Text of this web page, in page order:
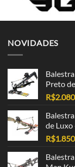
NOVIDADES
Preto
R$
de
R$